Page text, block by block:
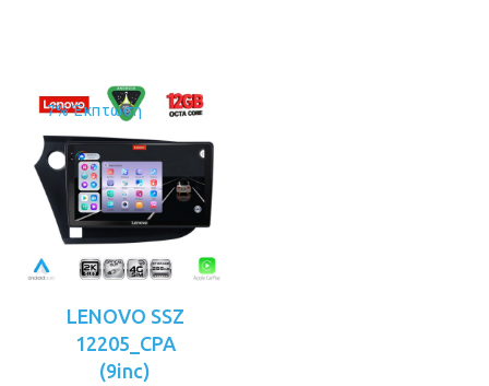
7% Έκπτωση
LENOVO SSZ
12205_CPA
(9inc)